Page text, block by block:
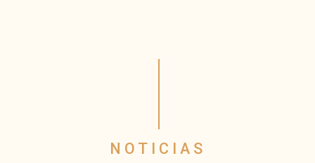
NOTICIAS